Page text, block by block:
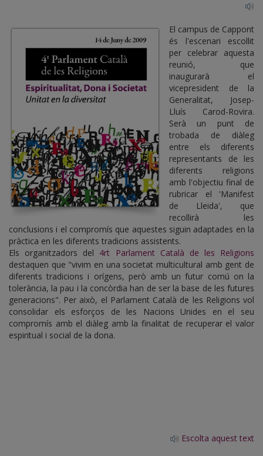
El campus de Cappont
és l'escenari escollit
per celebrar aquesta
reunió, que
inaugurarà el
vicepresident de la
Generalitat, Josep-
Lluís Carod-Rovira.
Serà un punt de
trobada de diàleg
entre els diferents
representants de les
diferents religions
amb l'objectiu final de
rubricar el 'Manifest
de Lleida', que
recollirà les
conclusions i el compromís que aquestes siguin adaptades en la
pràctica en les diferents tradicions assistents.
Els organitzadors del 4rt Parlament Català de les Religions
destaquen que "vivim en una societat multicultural amb gent de
diferents tradicions i orígens, però amb un futur comú on la
tolerància, la pau i la concòrdia han de ser la base de les futures
generacions". Per això, el Parlament Català de les Religions vol
consolidar els esforços de les Nacions Unides en el seu
compromís amb el diàleg amb la finalitat de recuperar el valor
espiritual i social de la dona.
Escolta aquest text